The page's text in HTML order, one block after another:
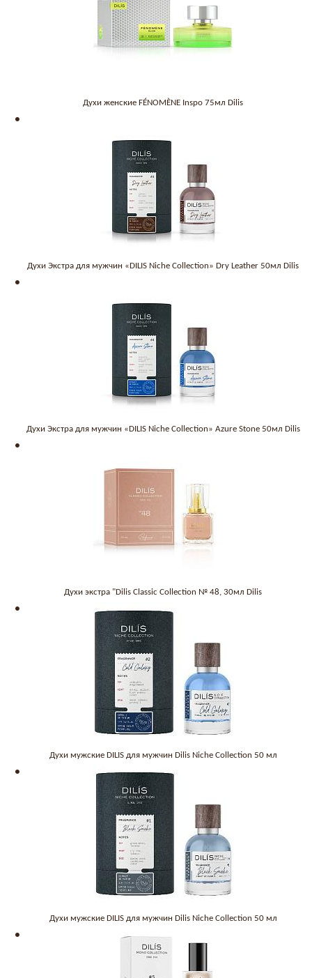
Духи женские FÉNOMÈNE Inspo 75мл Dilis
Духи Экстра для мужчин «DILIS Niche Collection» Dry Leather 50мл Dilis
Духи Экстра для мужчин «DILIS Niche Collection» Azure Stone 50мл Dilis
Духи экстра "Dilis Classic Collection № 48, 30мл Dilis
Духи мужские DILIS для мужчин Dilis Niche Collection 50 мл
Духи мужские DILIS для мужчин Dilis Niche Collection 50 мл